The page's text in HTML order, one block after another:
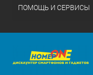
ПОМОЩЬ И СЕРВИСЫ